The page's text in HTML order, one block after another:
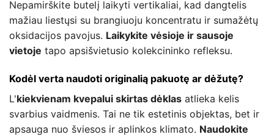
Nepamirškite butelį laikyti vertikaliai, kad dangtelis
mažiau liestųsi su brangiuoju koncentratu ir sumažėtų
oksidacijos pavojus. Laikykite vėsioje ir sausoje
vietoje tapo apsišvietusio kolekcininko refleksu.
Kodėl verta naudoti originalią pakuotę ar dėžutę?
L'kiekvienam kvepalui skirtas dėklas atlieka kelis
svarbius vaidmenis. Tai ne tik estetinis objektas, bet ir
apsauga nuo šviesos ir aplinkos klimato. Naudokite